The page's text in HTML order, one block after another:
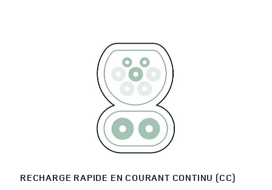
RECHARGE RAPIDE EN COURANT CONTINU (CC)